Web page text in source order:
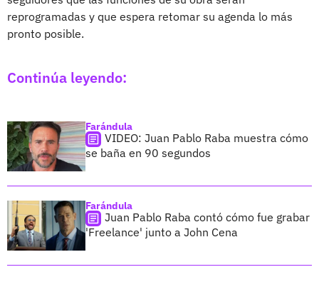
reprogramadas y que espera retomar su agenda lo más
pronto posible.
Continúa leyendo:
Farándula
VIDEO: Juan Pablo Raba muestra cómo
se baña en 90 segundos
Farándula
Juan Pablo Raba contó cómo fue grabar
'Freelance' junto a John Cena